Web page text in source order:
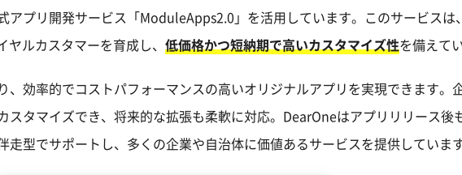
アプリ開発サービス「ModuleApps2.0」を活用しています。このサービスは
ルカスタマーを育成し、 低価格かつ短納期で高いカスタマイズ性を備えて
、効率的でコストパフォーマンスの高いオリジナルアプリを実現できます。
スタマイズでき、将来的な拡張も柔軟に対応。DearOneはアプリリリース後
走型でサポートし、多くの企業や自治体に価値あるサービスを提供していま